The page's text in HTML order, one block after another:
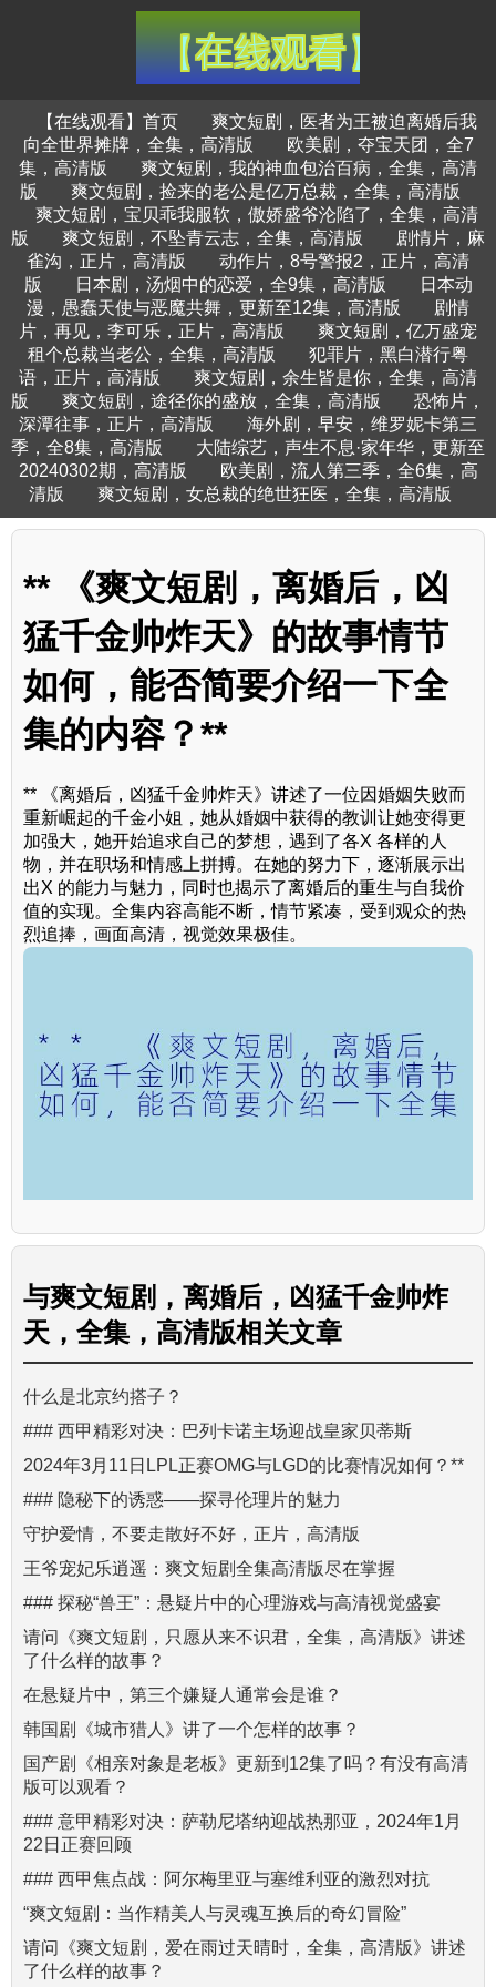
【在线观看】首页
爽文短剧，医者为王被迫离婚后我
向全世界摊牌，全集，高清版
欧美剧，夺宝天团，全7
集，高清版
爽文短剧，我的神血包治百病，全集，高清
版
爽文短剧，捡来的老公是亿万总裁，全集，高清版
爽文短剧，宝贝乖我服软，傲娇盛爷沦陷了，全集，高清
版
爽文短剧，不坠青云志，全集，高清版
剧情片，麻
雀沟，正片，高清版
动作片，8号警报2，正片，高清
版
日本剧，汤烟中的恋爱，全9集，高清版
日本动
漫，愚蠢天使与恶魔共舞，更新至12集，高清版
剧情
片，再见，李可乐，正片，高清版
爽文短剧，亿万盛宠
租个总裁当老公，全集，高清版
犯罪片，黑白潜行粤
语，正片，高清版
爽文短剧，余生皆是你，全集，高清
版
爽文短剧，途径你的盛放，全集，高清版
恐怖片，
深潭往事，正片，高清版
海外剧，早安，维罗妮卡第三
季，全8集，高清版
大陆综艺，声生不息·家年华，更新至
20240302期，高清版
欧美剧，流人第三季，全6集，高
清版
爽文短剧，女总裁的绝世狂医，全集，高清版
** 《爽文短剧，离婚后，凶
猛千金帅炸天》的故事情节
如何，能否简要介绍一下全
集的内容？**
** 《离婚后，凶猛千金帅炸天》讲述了一位因婚姻失败而
重新崛起的千金小姐，她从婚姻中获得的教训让她变得更
加强大，她开始追求自己的梦想，遇到了各X 各样的人
物，并在职场和情感上拼搏。在她的努力下，逐渐展示出
出X 的能力与魅力，同时也揭示了离婚后的重生与自我价
值的实现。全集内容高能不断，情节紧凑，受到观众的热
烈追捧，画面高清，视觉效果极佳。
与爽文短剧，离婚后，凶猛千金帅炸
天，全集，高清版相关文章
什么是北京约搭子？
### 西甲精彩对决：巴列卡诺主场迎战皇家贝蒂斯
2024年3月11日LPL正赛OMG与LGD的比赛情况如何？**
### 隐秘下的诱惑——探寻伦理片的魅力
守护爱情，不要走散好不好，正片，高清版
王爷宠妃乐逍遥：爽文短剧全集高清版尽在掌握
### 探秘“兽王”：悬疑片中的心理游戏与高清视觉盛宴
请问《爽文短剧，只愿从来不识君，全集，高清版》讲述
了什么样的故事？
在悬疑片中，第三个嫌疑人通常会是谁？
韩国剧《城市猎人》讲了一个怎样的故事？
国产剧《相亲对象是老板》更新到12集了吗？有没有高清
版可以观看？
### 意甲精彩对决：萨勒尼塔纳迎战热那亚，2024年1月
22日正赛回顾
### 西甲焦点战：阿尔梅里亚与塞维利亚的激烈对抗
“爽文短剧：当作精美人与灵魂互换后的奇幻冒险”
请问《爽文短剧，爱在雨过天晴时，全集，高清版》讲述
了什么样的故事？